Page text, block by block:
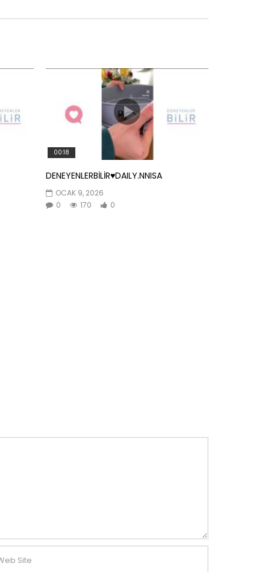
00:18
DENEYENLERBİLİR♥️DAILY.NNISA
OCAK 9, 2026
0
170 0